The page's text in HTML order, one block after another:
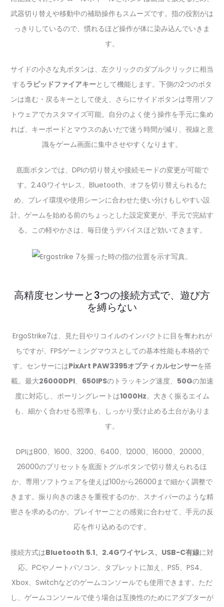
武器切り替えや移動中の補助操作もスムーズです。指の役割がは
っきりしているので、慣れるほど操作が体に染み込んでいきま
す。
サイドの小さな丸ボタンは、左クリックのダブルクリックに相当
するラピッドファイアキーとして機能します。下側の2つのボタ
ンは進む・戻るキーとして使え、さらにサイドボタンは専用ソフ
トウェアでカスタマイズ可能。自分のよく使う操作を手元に集め
れば、キーボードとマウスのあいだで迷う時間が減り、視線と意
識をゲーム画面に集中させやすくなります。
底面ボタンでは、DPIの切り替えや接続モードの変更が可能で
す。2.4Gワイヤレス、Bluetooth、オフを切り替えられるた
め、プレイ環境や使用シーンに合わせた使い分けもしやすい設
計。ゲームを始める前のちょっとした設定変更が、手元で完結す
る。この軽やかさは、毎日使うデバイスほど効いてきます。
高精度センサーと3つの接続方式で、遊び方
を縛らない
ErgoStrike7は、見た目やリコイルのインパクトに目を奪われが
ちですが、FPSゲーミングマウスとしての基本性能も本格的で
す。センサーにはPixArt PAW3395オプティカルセンサーを搭
載。最大26000DPI、 650IPSのトラッキング速度、 50Gの加速
度に対応し、ポーリングレートは1000Hz。大きく振るエイム
も、細かく合わせる照準も、しっかり受け止める土台がありま
す。
DPIは800、1600、3200、6400、12000、16000、20000、
26000のプリセットを底面トグルボタンで切り替えられるほ
か、専用ソフトウェアを使えば100から26000まで細かく調整で
きます。振り向きの速さを重視するのか、スナイパーのような精
密さを求めるのか。プレイヤーごとの感覚に合わせて、手元の反
応を作り込めるのです。
接続方式はBluetooth 5.1、2.4Gワイヤレス、USB-C有線に対
応。PCやノートパソコン、タブレットに加え、PS5、PS4、
Xbox、Switchなどのゲームコンソールでも使用できます。ただ
し、ゲームコンソールで使う場合は互換性のためにアダプターが